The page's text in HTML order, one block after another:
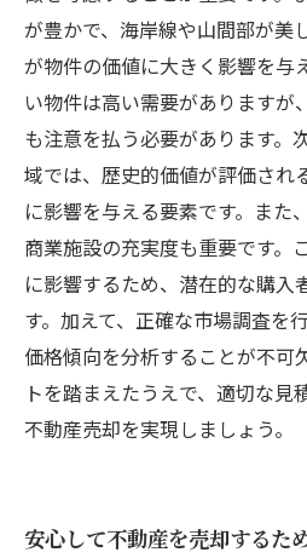
が豊かで、海岸線や山間部が美
が物件の価値に大きく影響を与
い物件は高い需要がありますが
も注意を払う必要があります。
域では、歴史的価値が評価され
に影響を与える要素です。また
商業施設の充実度も重要です。
に影響するため、潜在的な購入
す。加えて、正確な市場調査を
価格傾向を分析することが不可
トを踏まえたうえで、適切な見
不動産売却を実現しましょう。
安心して不動産を売却するた